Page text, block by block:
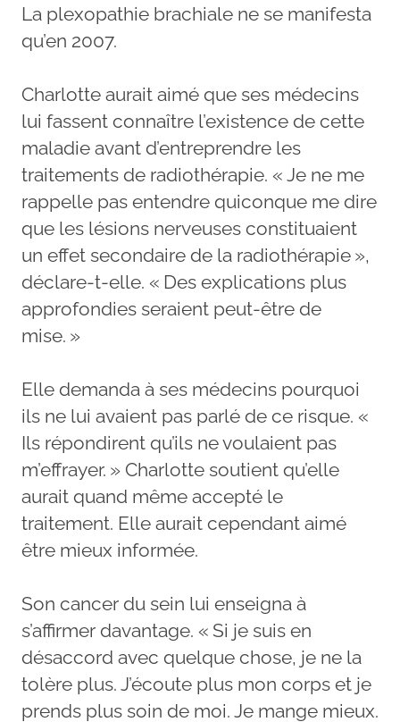
La plexopathie brachiale ne se manifesta
qu’en 2007.
Charlotte aurait aimé que ses médecins
lui fassent connaître l’existence de cette
maladie avant d’entreprendre les
traitements de radiothérapie. « Je ne me
rappelle pas entendre quiconque me dire
que les lésions nerveuses constituaient
un effet secondaire de la radiothérapie »,
déclare-t-elle. « Des explications plus
approfondies seraient peut-être de
mise. »
Elle demanda à ses médecins pourquoi
ils ne lui avaient pas parlé de ce risque. «
Ils répondirent qu’ils ne voulaient pas
m’effrayer. » Charlotte soutient qu’elle
aurait quand même accepté le
traitement. Elle aurait cependant aimé
être mieux informée.
Son cancer du sein lui enseigna à
s’affirmer davantage. « Si je suis en
désaccord avec quelque chose, je ne la
tolère plus. J’écoute plus mon corps et je
prends plus soin de moi. Je mange mieux.